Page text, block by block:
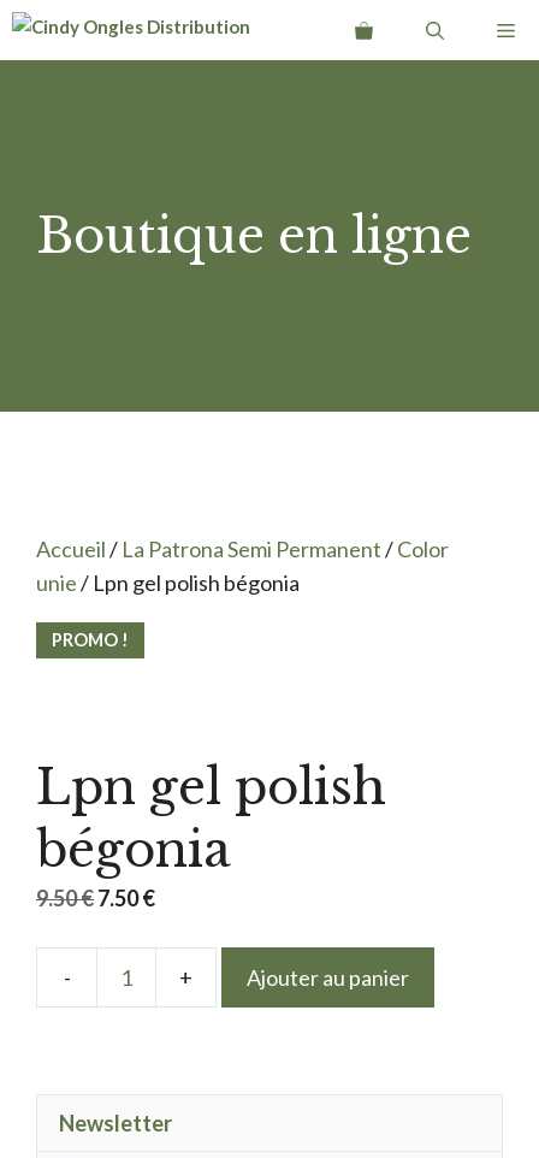
Aller
Boutique en ligne
Accueil/ La Patrona Semi Permanent/Color
unie/ Lpn gel polish bégonia
PROMO !
Lpn gel polish
bégonia
9.50€Le
initial
7.50€Le
quantité
gel
Ajouter au panier
Newsletter